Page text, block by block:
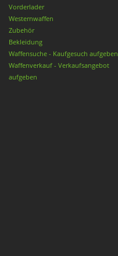
Vorderlader
Westernwaffen
Zubehör
Bekleidung
Waffensuche - Kaufgesuch aufgeben
Waffenverkauf - Verkaufsangebot
aufgeben